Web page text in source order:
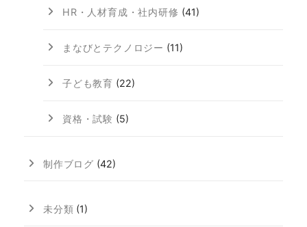
HR・人材育成・社内研修 (41)
まなびとテクノロジー (11)
子ども教育 (22)
資格・試験 (5)
制作ブログ (42)
未分類 (1)